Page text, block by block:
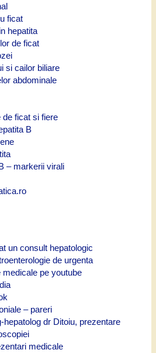
ficat
hepatita
de ficat
si cailor biliare
abdominale
de ficat si fiere
B
– markerii virali
un consult hepatologic
de urgenta
medicale pe youtube
– pareri
hepatolog dr Ditoiu, prezentare
medicale